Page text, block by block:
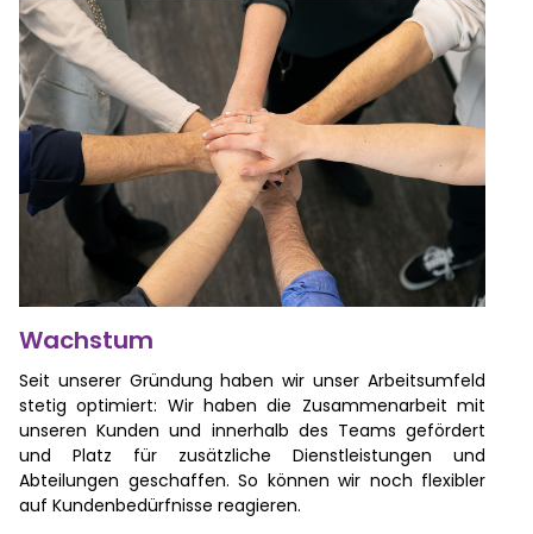
Wachstum
Seit unserer Gründung haben wir unser Arbeitsumfeld
stetig optimiert: Wir haben die Zusammenarbeit mit
unseren Kunden und innerhalb des Teams gefördert
und Platz für zusätzliche Dienstleistungen und
Abteilungen geschaffen. So können wir noch flexibler
auf Kundenbedürfnisse reagieren.